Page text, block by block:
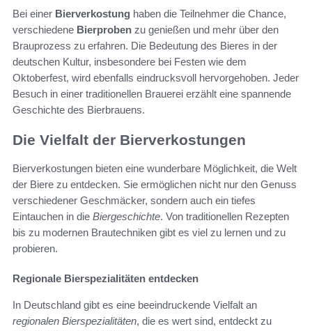
Bei einer Bierverkostung haben die Teilnehmer die Chance,
verschiedene Bierproben zu genießen und mehr über den
Brauprozess zu erfahren. Die Bedeutung des Bieres in der
deutschen Kultur, insbesondere bei Festen wie dem
Oktoberfest, wird ebenfalls eindrucksvoll hervorgehoben. Jeder
Besuch in einer traditionellen Brauerei erzählt eine spannende
Geschichte des Bierbrauens.
Die Vielfalt der Bierverkostungen
Bierverkostungen bieten eine wunderbare Möglichkeit, die Welt
der Biere zu entdecken. Sie ermöglichen nicht nur den Genuss
verschiedener Geschmäcker, sondern auch ein tiefes
Eintauchen in die Biergeschichte. Von traditionellen Rezepten
bis zu modernen Brautechniken gibt es viel zu lernen und zu
probieren.
Regionale Bierspezialitäten entdecken
In Deutschland gibt es eine beeindruckende Vielfalt an
regionalen Bierspezialitäten, die es wert sind, entdeckt zu